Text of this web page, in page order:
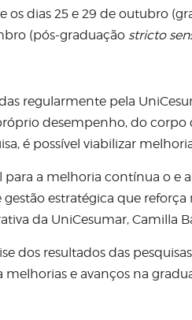
os dias 25 e 29 de outubro
(pós-graduação stricto
regularmente pela
desempenho, do corpo
é possível viabilizar
para a melhoria contínua o e
estratégica que
da UniCesumar, Camilla
dos resultados das
e avanços na